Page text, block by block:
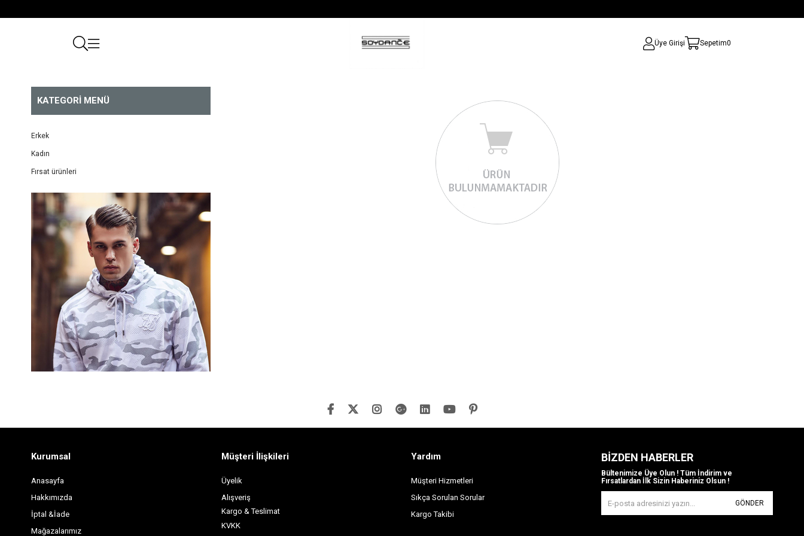
Üye Girişi Sepetim0
KATEGORI MENÜ
Erkek
Kadın
Fırsat ürünleri
Kurumsal
Anasayfa
Hakkımızda
İptal &İade
Mağazalarımız
Müşteri İlişkileri
Üyelik
Alışveriş
Kargo & Teslimat
KVKK
Yardım
Müşteri Hizmetleri
Sıkça Sorulan Sorular
Kargo Takibi
BIZDEN HABERLER
Bültenimize Üye Olun ! Tüm İndirim ve
Fırsatlardan İlk Sizin Haberiniz Olsun !
GÖNDER